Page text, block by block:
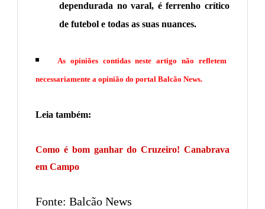
dependurada no varal, é ferrenho crítico
de futebol e todas as suas nuances.
As opiniões contidas neste artigo não refletem
necessariamente a opinião do portal Balcão News.
Leia também:
Como é bom ganhar do Cruzeiro! Canabrava
em Campo
Fonte: Balcão News